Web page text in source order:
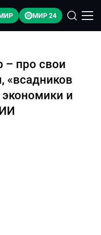
МИР 24
про свои
«всадников
и